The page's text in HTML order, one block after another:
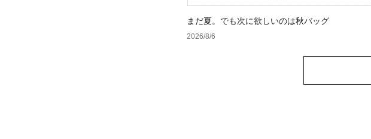
まだ夏。でも次に欲しいのは秋バッグ
2026/8/6